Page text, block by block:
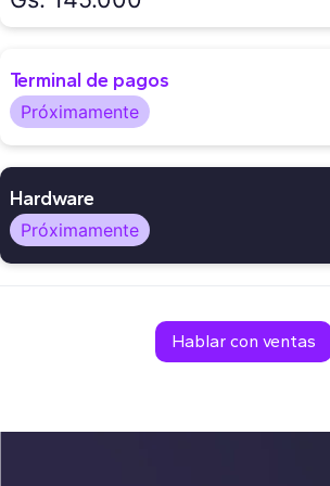
Acceso desde celular, tablet o
Menú con categorías y
Toma de pedido por QR
Sincronización de menús entre
Terminal de pagos
Próximamente
Integración al kiosco y punto de
Eliminación de conciliación bancaria
Hardware
Próximamente
Hablar con ventas